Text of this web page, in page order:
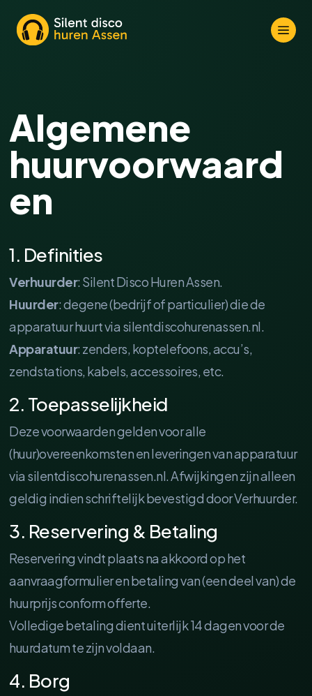
a
Algemene
huurvoorwaard
en
1. Definities
Verhuurder: Silent Disco Huren Assen.
Huurder: degene (bedrijf of particulier) die de
apparatuur huurt via silentdiscohurenassen.nl.
Apparatuur: zenders, koptelefoons, accu’s,
zendstations, kabels, accessoires, etc.
2. Toepasselijkheid
Deze voorwaarden gelden voor alle
(huur)overeenkomsten en leveringen van apparatuur
via silentdiscohurenassen.nl. Afwijkingen zijn alleen
geldig indien schriftelijk bevestigd door Verhuurder.
3. Reservering & Betaling
Reservering vindt plaats na akkoord op het
aanvraagformulier en betaling van (een deel van) de
huurprijs conform offerte.
Volledige betaling dient uiterlijk 14 dagen voor de
huurdatum te zijn voldaan.
4. Borg